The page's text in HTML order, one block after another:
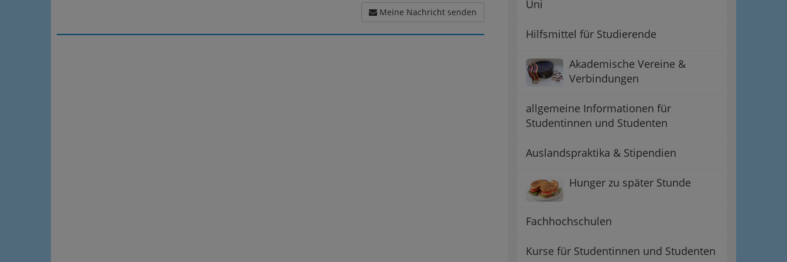
Meine Nachricht senden
Uni
Hilfsmittel für Studierende
Akademische Vereine &
Verbindungen
allgemeine Informationen für
Studentinnen und Studenten
Auslandspraktika & Stipendien
Hunger zu später Stunde
Fachhochschulen
Kurse für Studentinnen und Studenten